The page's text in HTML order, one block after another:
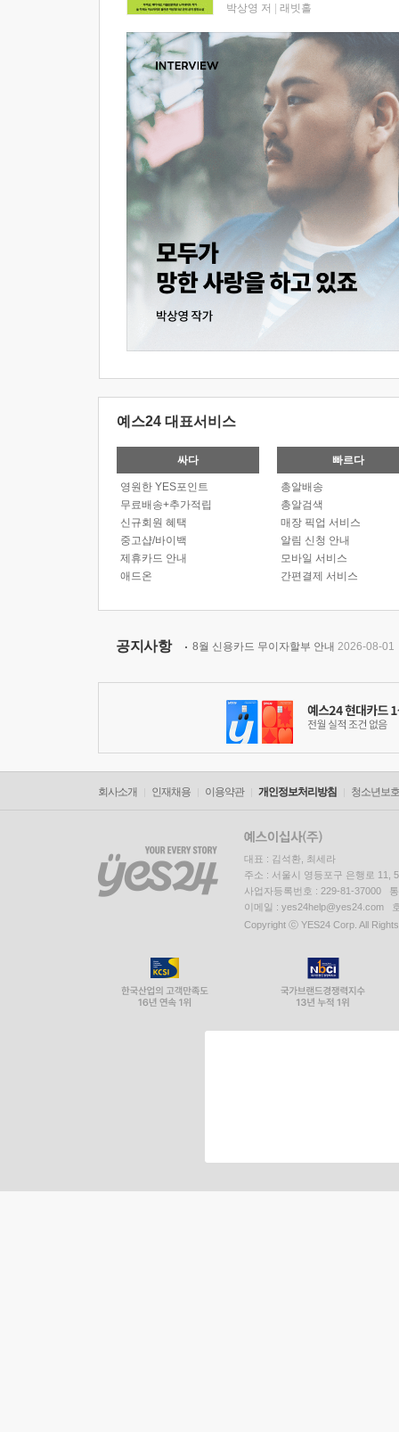
박상영 저 래빗홀
예스24 대표서비스
싸다
영원한 YES포인트
무료배송+추가적립
신규회원 혜택
중고샵/바이백
제휴카드 안내
애드온
빠르다
총알배송
총알검색
매장 픽업 서비스
알림 신청 안내
모바일 서비스
간편결제 서비스
공지사항 8월 신용카드 무이자할부 안내 2026-08-01
회사소개 인재채용 이용약관 개인정보처리방침 청소년보
대표 : 김석환, 최세라
주소 : 서울시 영등포구 은행로 11,
사업자등록번호 : 229-81-37000
이메일 : yes24help@yes24.com
Copyright ⓒ YES24 Corp. All